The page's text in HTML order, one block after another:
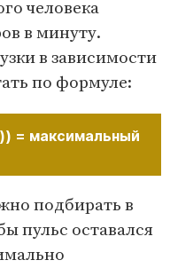
человека
в минуту.
в зависимости
по формуле:
= максимальный
подбирать в
пульс оставался